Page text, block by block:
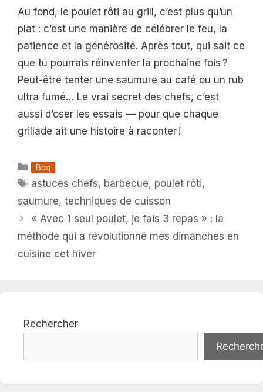
Au fond, le poulet rôti au grill, c’est plus qu’un
plat : c’est une manière de célébrer le feu, la
patience et la générosité. Après tout, qui sait ce
que tu pourrais réinventer la prochaine fois ?
Peut-être tenter une saumure au café ou un rub
ultra fumé… Le vrai secret des chefs, c’est
aussi d’oser les essais — pour que chaque
grillade ait une histoire à raconter !
Catégories
Bbq
Étiquettes
astuces chefs, barbecue, poulet rôti,
saumure, techniques de cuisson
« Avec 1 seul poulet, je fais 3 repas » : la
méthode qui a révolutionné mes dimanches en
cuisine cet hiver
Rechercher